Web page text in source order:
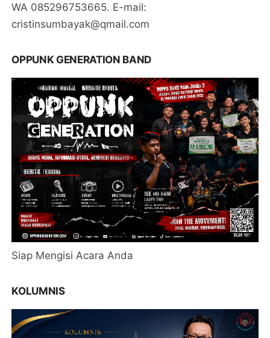
WA 085296753665. E-mail:
cristinsumbayak@qmail.com
OPPUNK GENERATION BAND
Siap Mengisi Acara Anda
KOLUMNIS